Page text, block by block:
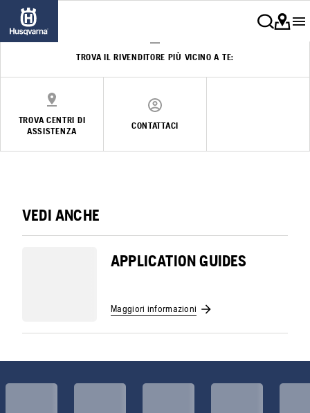
TROVA IL RIVENDITORE PIÙ VICINO A TE:
TROVA CENTRI DI
ASSISTENZA
CONTATTACI
VEDI ANCHE
APPLICATION GUIDES
Maggiori informazioni